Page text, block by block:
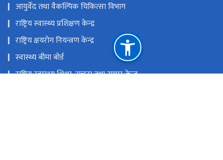
आयुर्वेद तथा वैकल्पिक चिकित्सा विभाग
राष्ट्रिय स्वास्थ्य प्रशिक्षण केन्द्र
राष्ट्रिय क्षयरोग नियन्त्रण केन्द्र
स्वास्थ्य बीमा बोर्ड
राष्ट्रिय स्वास्थ्य शिक्षा, सूचना तथा सञ्चार केन्द्र